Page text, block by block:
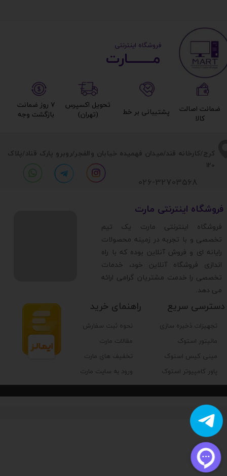
​​کرج/کارخانه قند/میدان فهمیده خیابان والفجر/روبرو پارک قناد/پلاک
120
تجهیزات ذخیره سازی
مانیتور استوک
مینی کیس استوک
پاور کامپیوتر استوک
دسترسی سریع راهنمای خرید
نحوه ثبت سفارش
مقالات مارت
تخفیف های مارت
ورود به سایت مارت
​فروشگاه اینترنتی مارت
​فروشگاه اینترنتی مارت یک تیم
تخصصی و با تجربه در زمینه محصولات
رایانه ای و فروش آنلاین بوده که با راه
اندازی فروشگاه آنلاین خود، خدمات
تخصصی را خدمت مشتریان گرامی ارائه
می دهد.
026-32703568
مــــــــارت​​​​​​
​ ​فروشگاه اینترنتی
۷ روز ضمانت
بازگشت وجه​​​​​​​
تحویل اکسپرس
(تهران)​​​​​​​
پشتیبانی بر خط​​​​​​​
ضمانت اصالت
کالا​​​​​​​